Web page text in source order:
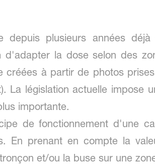
depuis plusieurs années
d'adapter la dose selon des
créées à partir de photos
La législation actuelle impose
importante.
de fonctionnement d'une
En prenant en compte la
et/ou la buse sur une